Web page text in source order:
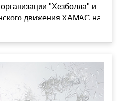
"Хезболла" и
движения ХАМАС на